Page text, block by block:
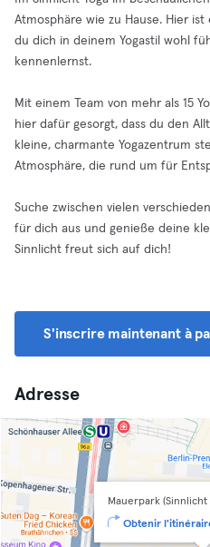
Atmosphäre wie zu Hause. Hier
du dich in deinem Yogastil wohl
kennenlernst.
Mit einem Team von mehr als 15
hier dafür gesorgt, dass du den
kleine, charmante Yogazentrum
Atmosphäre, die rund um für
Suche zwischen vielen
für dich aus und genieße deine
Sinnlicht freut sich auf dich!
S'inscrire maintenant à
Adresse
Mauerpark (Sinnlicht
Obtenir